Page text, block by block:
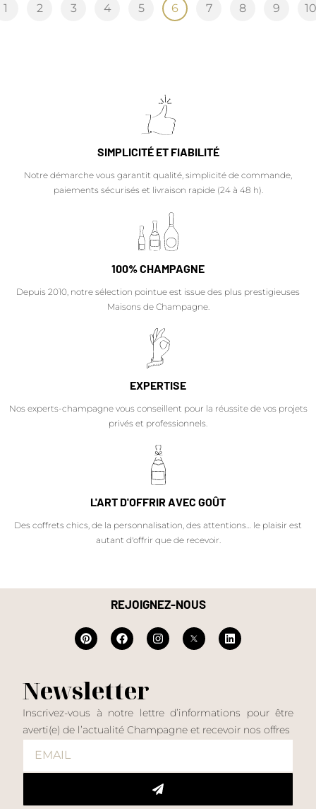
1 2 3 4 5 6 7 8 9 10
SIMPLICITÉ ET FIABILITÉ
Notre démarche vous garantit qualité, simplicité de commande,
paiements sécurisés et livraison rapide (24 à 48 h).
100% CHAMPAGNE
Depuis 2010, notre sélection pointue est issue des plus prestigieuses
Maisons de Champagne.
EXPERTISE
Nos experts-champagne vous conseillent pour la réussite de vos projets
privés et professionnels.
L'ART D'OFFRIR AVEC GOÛT
Des coffrets chics, de la personnalisation, des attentions… le plaisir est
autant d'offrir que de recevoir.
REJOIGNEZ-NOUS
Newsletter
Inscrivez-vous à notre lettre d’informations pour être
averti(e) de l’actualité Champagne et recevoir nos offres